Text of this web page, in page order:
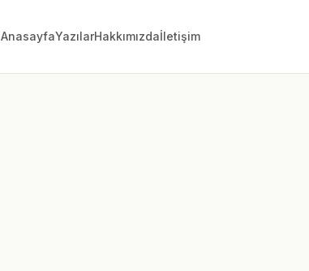
AnasayfaYazılarHakkımızdaİletişim